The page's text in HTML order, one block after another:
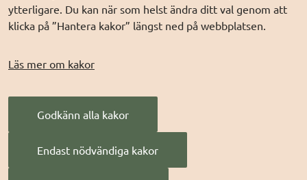
ytterligare. Du kan när som helst ändra ditt val genom att
klicka på ”Hantera kakor” längst ned på webbplatsen.
Läs mer om kakor
Godkänn alla kakor
Endast nödvändiga kakor
DIGG på
PressMachine
DIGG på
Digg play
Sveriges dataportal
Sweden Connect
förvaltning